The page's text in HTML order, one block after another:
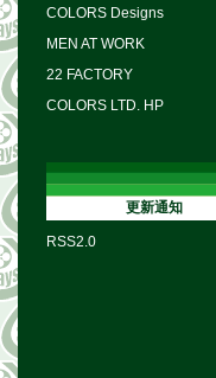
COLORS Designs
MEN AT WORK
22 FACTORY
COLORS LTD. HP
更新通知
RSS2.0